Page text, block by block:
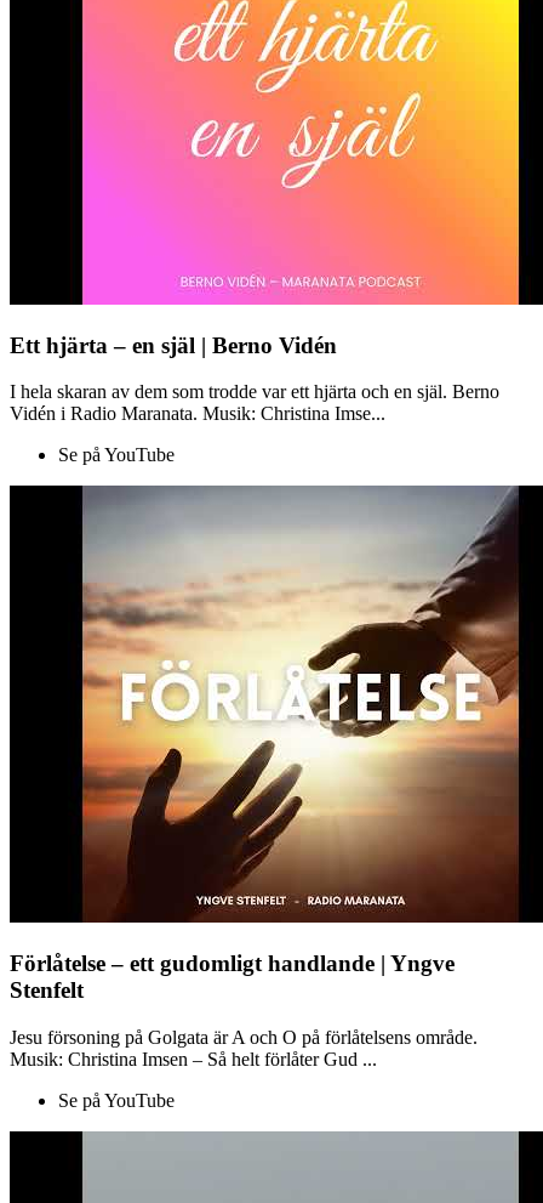
Ett hjärta – en själ | Berno Vidén
I hela skaran av dem som trodde var ett hjärta och en själ. Berno
Vidén i Radio Maranata. Musik: Christina Imse...
Se på YouTube
Förlåtelse – ett gudomligt handlande | Yngve
Stenfelt
Jesu försoning på Golgata är A och O på förlåtelsens område.
Musik: Christina Imsen – Så helt förlåter Gud ...
Se på YouTube